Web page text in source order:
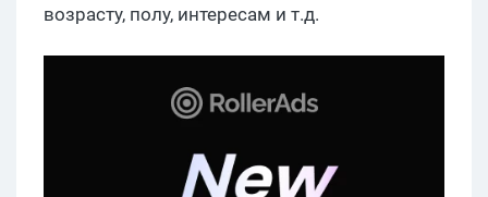
возрасту, полу, интересам и т.д.